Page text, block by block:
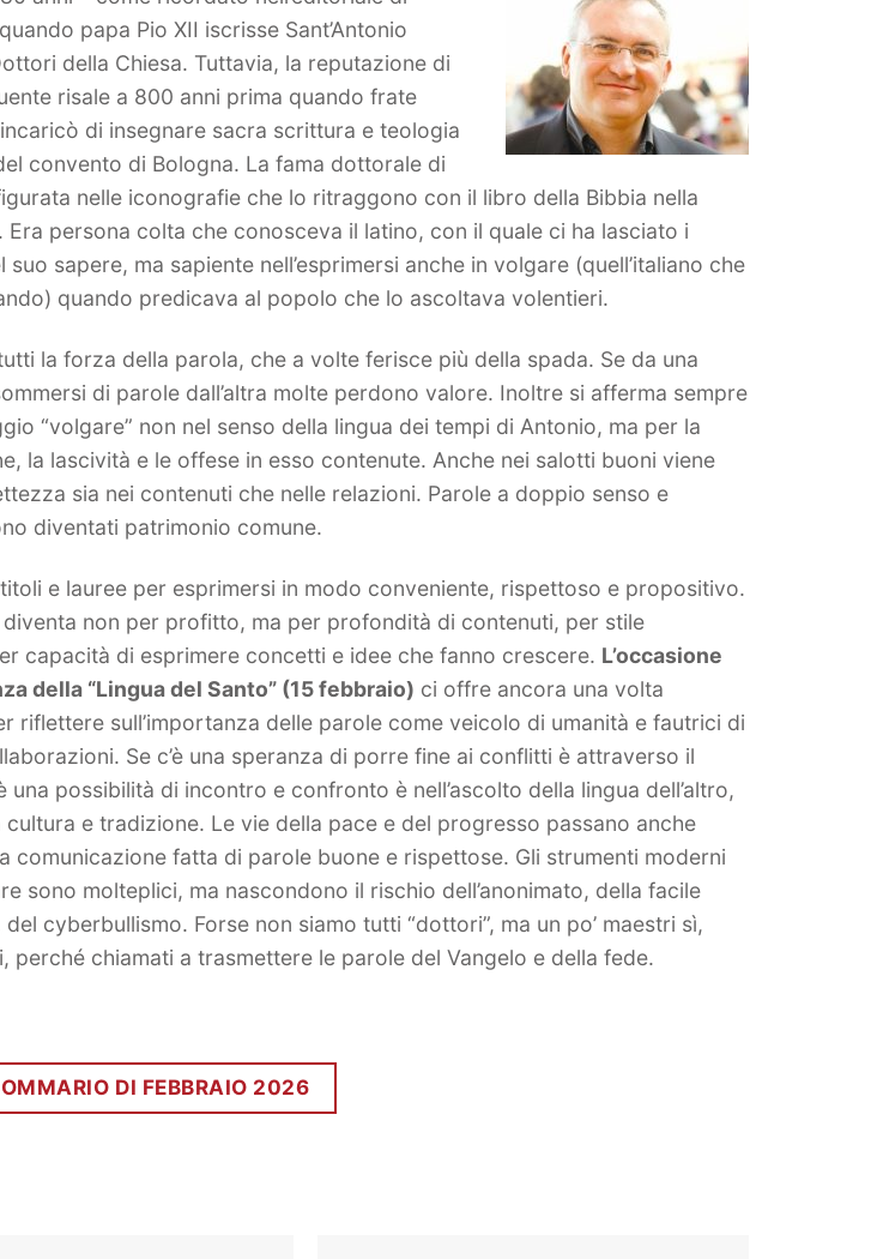
papa Pio XII iscrisse Sant’Antonio
della Chiesa. Tuttavia, la reputazione di
risale a 800 anni prima quando frate
di insegnare sacra scrittura e teologia
convento di Bologna. La fama dottorale di
nelle iconografie che lo ritraggono con il libro della Bibbia nella
Era persona colta che conosceva il latino, con il quale ci ha lasciato i
suo sapere, ma sapiente nell’esprimersi anche in volgare (quell’italiano che
quando predicava al popolo che lo ascoltava volentieri.
la forza della parola, che a volte ferisce più della spada. Se da una
di parole dall’altra molte perdono valore. Inoltre si afferma sempre
“volgare” non nel senso della lingua dei tempi di Antonio, ma per la
la lascività e le offese in esso contenute. Anche nei salotti buoni viene
sia nei contenuti che nelle relazioni. Parole a doppio senso e
diventati patrimonio comune.
e lauree per esprimersi in modo conveniente, rispettoso e propositivo.
diventa non per profitto, ma per profondità di contenuti, per stile
capacità di esprimere concetti e idee che fanno crescere. L’occasione
della “Lingua del Santo” (15 febbraio) ci offre ancora una volta
riflettere sull’importanza delle parole come veicolo di umanità e fautrici di
Se c’è una speranza di porre fine ai conflitti è attraverso il
una possibilità di incontro e confronto è nell’ascolto della lingua dell’altro,
cultura e tradizione. Le vie della pace e del progresso passano anche
comunicazione fatta di parole buone e rispettose. Gli strumenti moderni
sono molteplici, ma nascondono il rischio dell’anonimato, della facile
cyberbullismo. Forse non siamo tutti “dottori”, ma un po’ maestri sì,
perché chiamati a trasmettere le parole del Vangelo e della fede.
DI FEBBRAIO 2026